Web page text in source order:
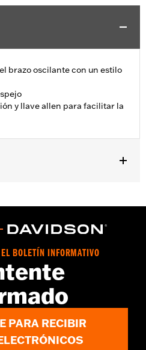
brazo oscilante con un estilo
y llave allen para facilitar la
BOLETÍN INFORMATIVO
PARA RECIBIR